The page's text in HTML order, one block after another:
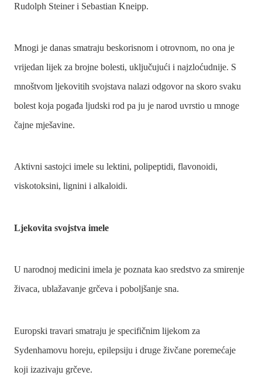
Rudolph Steiner i Sebastian Kneipp.
Mnogi je danas smatraju beskorisnom i otrovnom, no ona je
vrijedan lijek za brojne bolesti, uključujući i najzloćudnije. S
mnoštvom ljekovitih svojstava nalazi odgovor na skoro svaku
bolest koja pogađa ljudski rod pa ju je narod uvrstio u mnoge
čajne mješavine.
Aktivni sastojci imele su lektini, polipeptidi, flavonoidi,
viskotoksini, lignini i alkaloidi.
Ljekovita svojstva imele
U narodnoj medicini imela je poznata kao sredstvo za smirenje
živaca, ublažavanje grčeva i poboljšanje sna.
Europski travari smatraju je specifičnim lijekom za
Sydenhamovu horeju, epilepsiju i druge živčane poremećaje
koji izazivaju grčeve.